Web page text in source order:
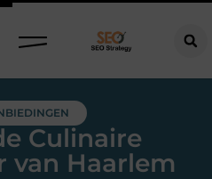
Culinaire
van Haarlem